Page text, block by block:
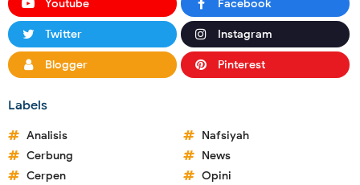
Youtube Facebook
Twitter Instagram
Blogger Pinterest
Labels
Analisis
Cerbung
Cerpen
Nafsiyah
News
Opini